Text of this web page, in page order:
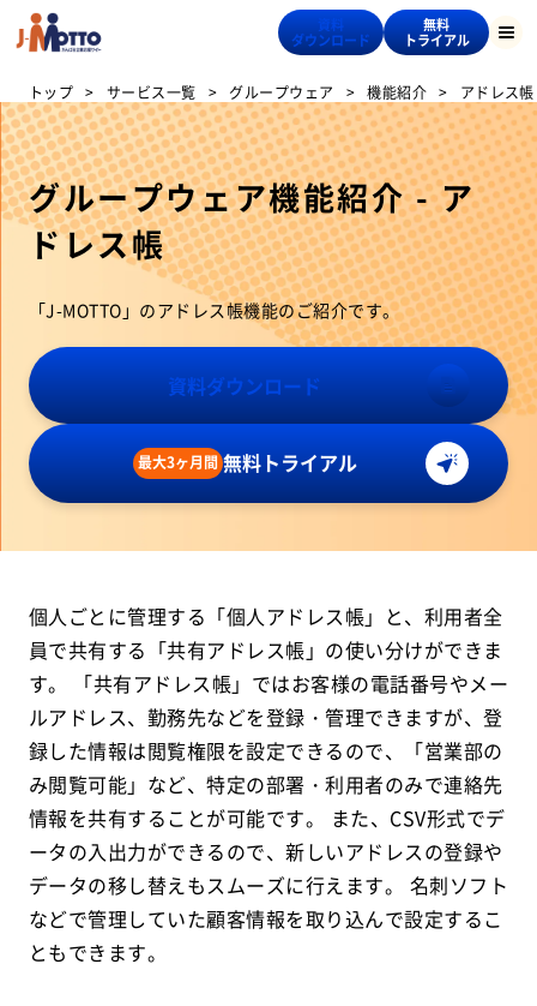
資料
ダウンロード
無料
トライアル
トップ サービス一覧 グループウェア 機能紹介 アドレス帳
グループウェア機能紹介 - ア
ドレス帳
「J-MOTTO」のアドレス帳機能のご紹介です。
資料ダウンロード
最大3ヶ月間 無料トライアル
個人ごとに管理する「個人アドレス帳」と、利用者全
員で共有する「共有アドレス帳」の使い分けができま
す。 「共有アドレス帳」ではお客様の電話番号やメー
ルアドレス、勤務先などを登録・管理できますが、登
録した情報は閲覧権限を設定できるので、「営業部の
み閲覧可能」など、特定の部署・利用者のみで連絡先
情報を共有することが可能です。 また、CSV形式でデ
ータの入出力ができるので、新しいアドレスの登録や
データの移し替えもスムーズに行えます。 名刺ソフト
などで管理していた顧客情報を取り込んで設定するこ
ともできます。